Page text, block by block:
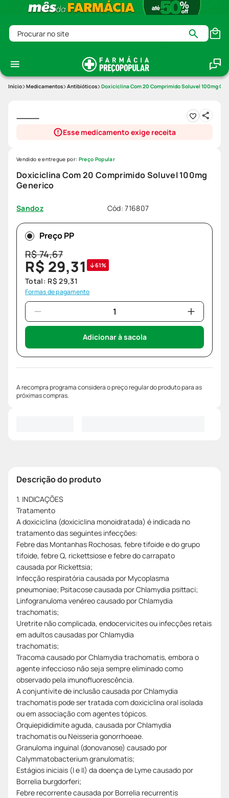
Procurar no site
Medicamentos Antibióticos Doxiciclina Com 20 Comprimido Soluvel 100mg
Esse medicamento exige receita
Doxiciclina Com 20 Comprimido Soluvel 100mg
Generico
Sandoz Cód:716807
Vendido e entregue por: Preço Popular
Preço PP
R$74,67
R$ 29,31 61%
Total: R$ 29,31
Formas de pagamento
Adicionar à sacola
A recompra programa considera o preço regular do produto para as
próximas compras.
Descrição do produto
1. INDICAÇÕES
Tratamento
A doxiciclina (doxiciclina monoidratada) é indicada no
tratamento das seguintes infecções:
Febre das Montanhas Rochosas, febre tifoide e do grupo
tifoide, febre Q, rickettsiose e febre do carrapato
causada por Rickettsia;
Infecção respiratória causada por Mycoplasma
pneumoniae; Psitacose causada por Chlamydia psittaci;
Linfogranuloma venéreo causado por Chlamydia
trachomatis;
Uretrite não complicada, endocervicites ou infecções retais
em adultos causadas por Chlamydia
trachomatis;
Tracoma causado por Chlamydia trachomatis, embora o
agente infeccioso não seja sempre eliminado como
observado pela imunofluorescência.
A conjuntivite de inclusão causada por Chlamydia
trachomatis pode ser tratada com doxiciclina oral isolada
ou em associação com agentes tópicos.
Orquiepididimite aguda, causada por Chlamydia
trachomatis ou Neisseria gonorrhoeae.
Granuloma inguinal (donovanose) causado por
Calymmatobacterium granulomatis;
Estágios iniciais (I e II) da doença de Lyme causado por
Borrelia burgdorferi;
Febre recorrente causada por Borrelia recurrentis